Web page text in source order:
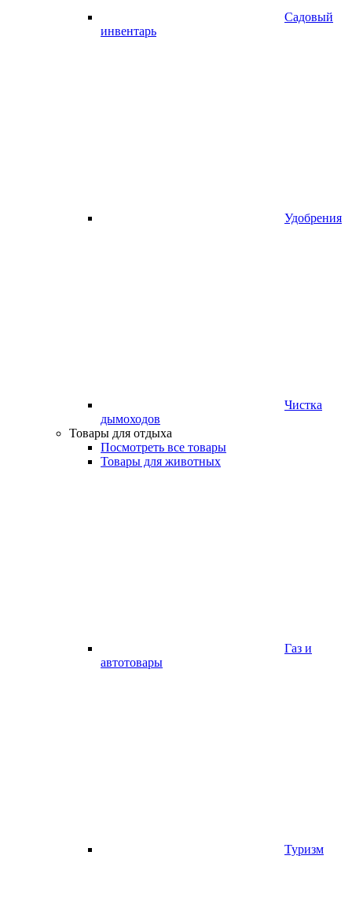
Садовый
инвентарь
Удобрения
Чистка
дымоходов
Товары для отдыха
Посмотреть все товары
Товары для животных
Газ и
автотовары
Туризм